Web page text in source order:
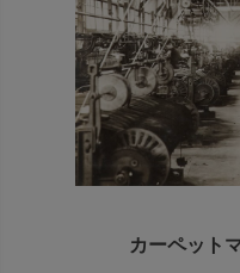
カーペット